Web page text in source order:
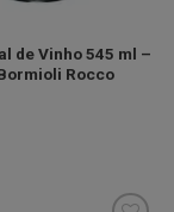
de Vinho 545 ml –
Rocco